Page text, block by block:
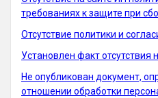
требованиях к защите при
Отсутствие политики и
Установлен факт отсутствия
Не опубликован документ,
отношении обработки